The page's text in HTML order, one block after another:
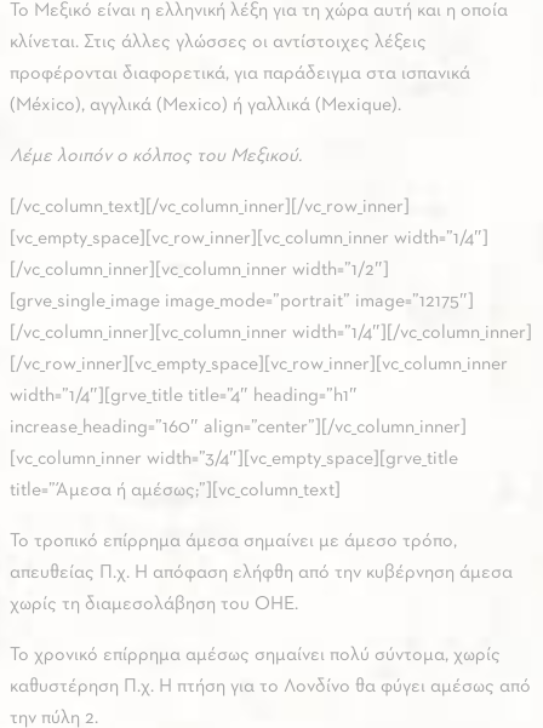
Το Μεξικό είναι η ελληνική λέξη για τη χώρα αυτή και η οποία
κλίνεται. Στις άλλες γλώσσες οι αντίστοιχες λέξεις
προφέρονται διαφορετικά, για παράδειγμα στα ισπανικά
(México), αγγλικά (Mexico) ή γαλλικά (Mexique).
Λέμε λοιπόν ο κόλπος του Μεξικού.
[/vc_column_text][/vc_column_inner][/vc_row_inner]
[vc_empty_space][vc_row_inner][vc_column_inner width=”1/4″]
[/vc_column_inner][vc_column_inner width=”1/2″]
[grve_single_image image_mode=”portrait” image=”12175″]
[/vc_column_inner][vc_column_inner width=”1/4″][/vc_column_inner]
[/vc_row_inner][vc_empty_space][vc_row_inner][vc_column_inner
width=”1/4″][grve_title title=”4″ heading=”h1″
increase_heading=”160″ align=”center”][/vc_column_inner]
[vc_column_inner width=”3/4″][vc_empty_space][grve_title
title=”Άμεσα ή αμέσως;”][vc_column_text]
Το τροπικό επίρρημα άμεσα σημαίνει με άμεσο τρόπο,
απευθείας Π.χ. Η απόφαση ελήφθη από την κυβέρνηση άμεσα
χωρίς τη διαμεσολάβηση του ΟΗΕ.
Το χρονικό επίρρημα αμέσως σημαίνει πολύ σύντομα, χωρίς
καθυστέρηση Π.χ. Η πτήση για το Λονδίνο θα φύγει αμέσως από
την πύλη 2.